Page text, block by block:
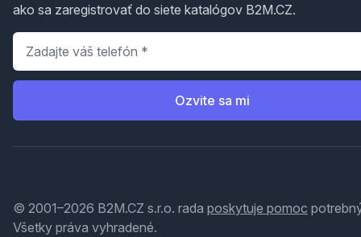
ako sa zaregistrovať do siete katalógov B2M.CZ.
Telefón
Ozvite sa mi
© 2001–2026 B2M.CZ s.r.o. rada poskytuje pomoc
Všetky práva vyhradené.